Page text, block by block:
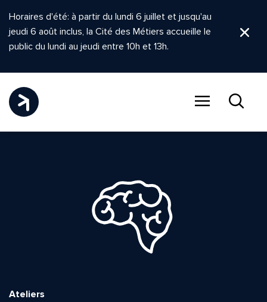
Horaires d'été: à partir du lundi 6 juillet et jusqu'au
jeudi 6 août inclus, la Cité des Métiers accueille le
public du lundi au jeudi entre 10h et 13h.
Ateliers